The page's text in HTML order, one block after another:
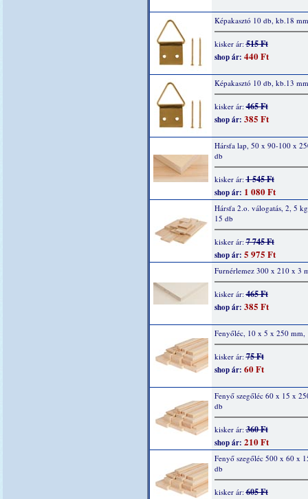
Képakasztó 10 db, kb.18 mm
kisker ár:515 Ft
shop ár: 440 Ft
Képakasztó 10 db, kb.13 mm
kisker ár:465 Ft
shop ár: 385 Ft
Hársfa lap, 50 x 90-100 x
db
kisker ár:1 545 Ft
shop ár: 1 080 Ft
Hársfa 2.o. válogatás, 2, 5
15 db
kisker ár:7 745 Ft
shop ár: 5 975 Ft
Furnérlemez 300 x 210 x 3
kisker ár:465 Ft
shop ár: 385 Ft
Fenyőléc, 10 x 5 x 250 mm,
kisker ár:75 Ft
shop ár: 60 Ft
Fenyő szegőléc 60 x 15 x
db
kisker ár:360 Ft
shop ár: 210 Ft
Fenyő szegőléc 500 x 60 x
db
kisker ár:605 Ft